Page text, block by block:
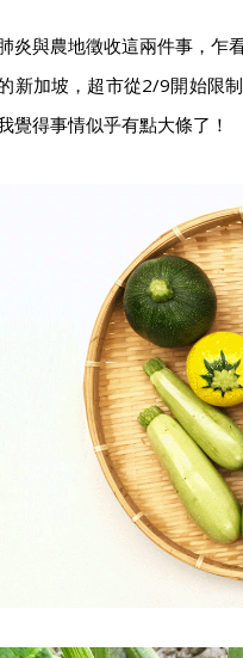
炎與農地徵收這兩件事，乍
新加坡，超市從2/9開始限
覺得事情似乎有點大條了！